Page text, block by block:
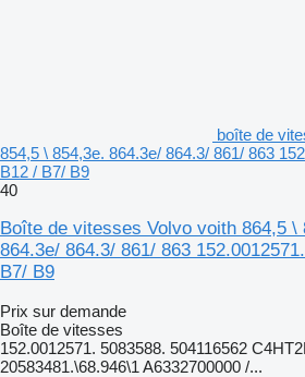
boîte de
854,5 \ 854,3e. 864.3e/ 864.3/ 861/ 863
B12 / B7/ B9
40
Boîte de vitesses Volvo voith 864,5 \
864.3e/ 864.3/ 861/ 863
B7/ B9
Prix sur demande
Boîte de vitesses
152.0012571. 5083588. 504116562
20583481.\68.946\1 A6332700000 /...